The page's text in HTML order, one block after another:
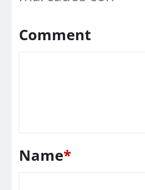
Comment
Name*